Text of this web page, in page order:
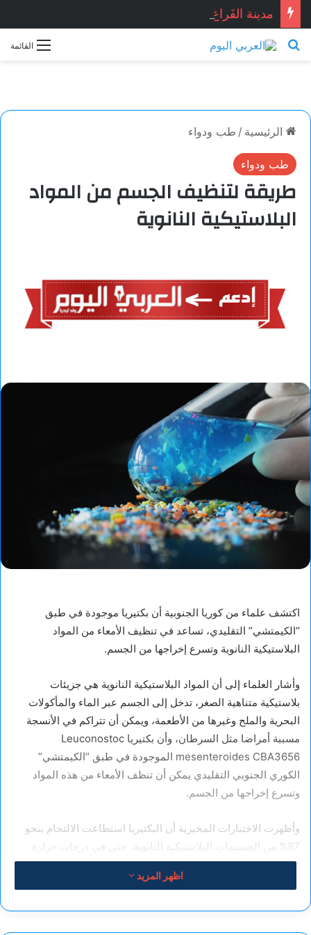
مدينة الفَراغ.. بقلم: ناي عمّار
القائمة بحث عن
الرئيسية / طب ودواء
طب ودواء
طريقة لتنظيف الجسم من المواد
البلاستيكية النانوية
اكتشف علماء من كوريا الجنوبية أن بكتيريا موجودة في طبق
“الكيمتشي” التقليدي، تساعد في تنظيف الأمعاء من المواد
البلاستيكية النانوية وتسرع إخراجها من الجسم.
وأشار العلماء إلى أن المواد البلاستيكية النانوية هي جزيئات
بلاستيكية متناهية الصغر، تدخل إلى الجسم عبر الماء والمأكولات
البحرية والملح وغيرها من الأطعمة، ويمكن أن تتراكم في الأنسجة
مسببة أمراضا مثل السرطان، وأن بكتيريا Leuconostoc
mesenteroides CBA3656 الموجودة في طبق “الكيمتشي”
الكوري الجنوبي التقليدي يمكن أن تنظف الأمعاء من هذه المواد
وتسرع إخراجها من الجسم.
وأظهرت الاختبارات المخبرية أن البكتيريا استطاعت الالتحام بنحو
87% من الجسيمات البلاستيكية النانوية، حتى في درجات حرارة
ومستويات حموضة مختلفة، وفي ظل ظروف تحاكي الأمعاء البشرية،
ظلت الكفاءة عالية، حوالي 57%، وأن هذه الجزيئات تلتحم بسطح
اظهر المزيد